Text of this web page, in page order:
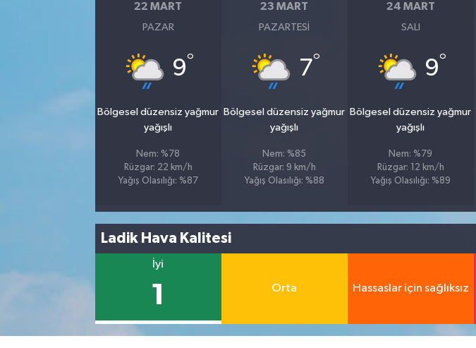
22 MART
PAZAR
9°
Bölgesel düzensiz yağmur
yağışlı
Nem: %78
Rüzgar: 22 km/h
Yağış Olasılığı: %87
23 MART
PAZARTESI
7°
Bölgesel düzensiz yağmur
yağışlı
Nem: %85
Rüzgar: 9 km/h
Yağış Olasılığı: %88
24 MART
SALI
9°
Bölgesel düzensiz yağmur
yağışlı
Nem: %79
Rüzgar: 12 km/h
Yağış Olasılığı: %89
Ladik Hava Kalitesi
İyi
1 Orta Hassaslar için sağlıksız